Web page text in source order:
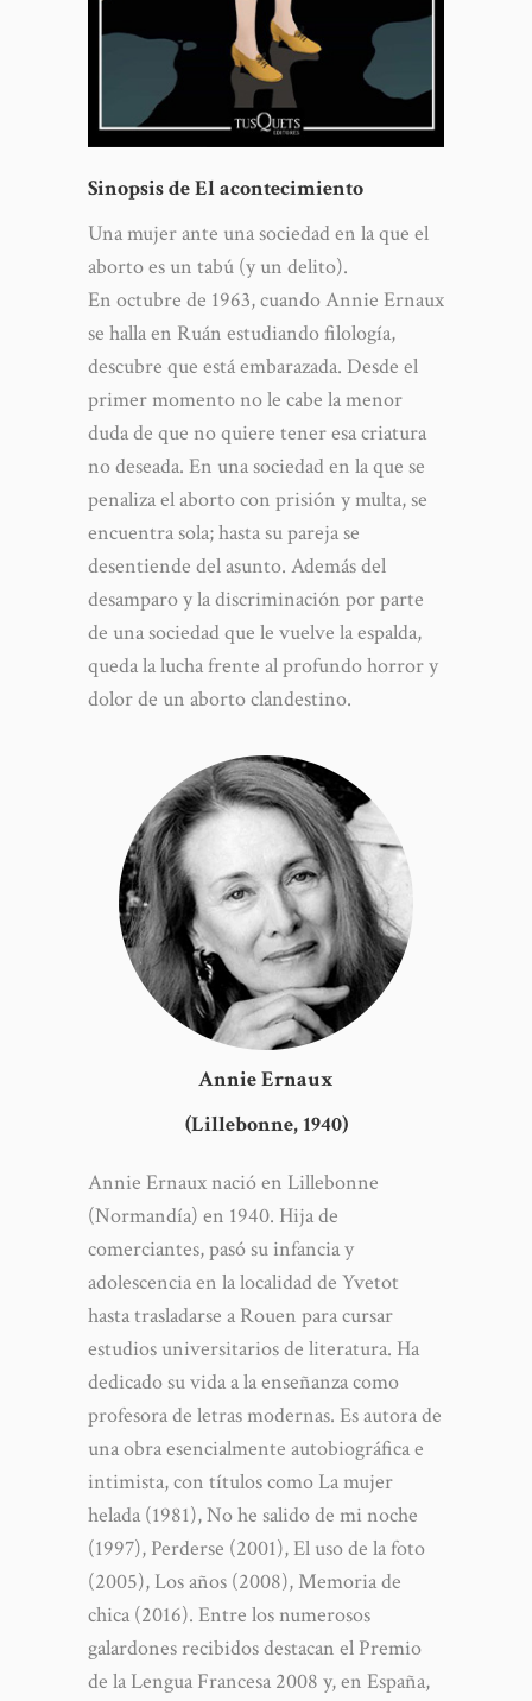
Sinopsis de El acontecimiento
Una mujer ante una sociedad en la que el
aborto es un tabú (y un delito).
En octubre de 1963, cuando Annie Ernaux
se halla en Ruán estudiando filología,
descubre que está embarazada. Desde el
primer momento no le cabe la menor
duda de que no quiere tener esa criatura
no deseada. En una sociedad en la que se
penaliza el aborto con prisión y multa, se
encuentra sola; hasta su pareja se
desentiende del asunto. Además del
desamparo y la discriminación por parte
de una sociedad que le vuelve la espalda,
queda la lucha frente al profundo horror y
dolor de un aborto clandestino.
Annie Ernaux
(Lillebonne, 1940)
Annie Ernaux nació en Lillebonne
(Normandía) en 1940. Hija de
comerciantes, pasó su infancia y
adolescencia en la localidad de Yvetot
hasta trasladarse a Rouen para cursar
estudios universitarios de literatura. Ha
dedicado su vida a la enseñanza como
profesora de letras modernas. Es autora de
una obra esencialmente autobiográfica e
intimista, con títulos como La mujer
helada (1981), No he salido de mi noche
(1997), Perderse (2001), El uso de la foto
(2005), Los años (2008), Memoria de
chica (2016). Entre los numerosos
galardones recibidos destacan el Premio
de la Lengua Francesa 2008 y, en España,